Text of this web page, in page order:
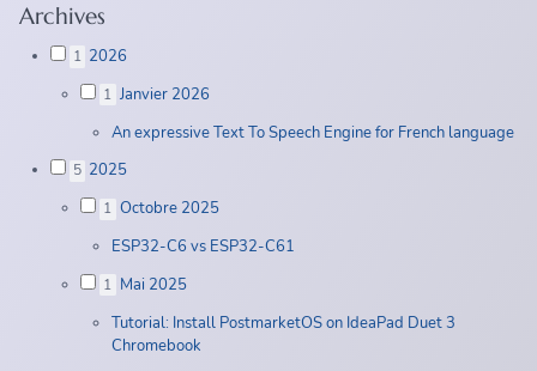
Archives
1 2026
1 Janvier 2026
An expressive Text To Speech Engine for French language
5 2025
1 Octobre 2025
ESP32-C6 vs ESP32-C61
1 Mai 2025
Tutorial: Install PostmarketOS on IdeaPad Duet 3
Chromebook